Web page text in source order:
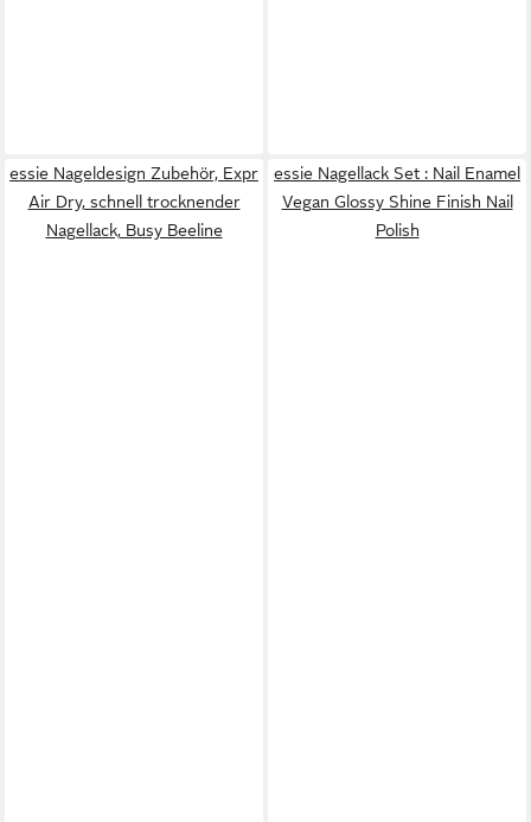
essie Nageldesign Zubehör, Expr
Air Dry, schnell trocknender
Nagellack, Busy Beeline
essie Nagellack Set : Nail Enamel
Vegan Glossy Shine Finish Nail
Polish